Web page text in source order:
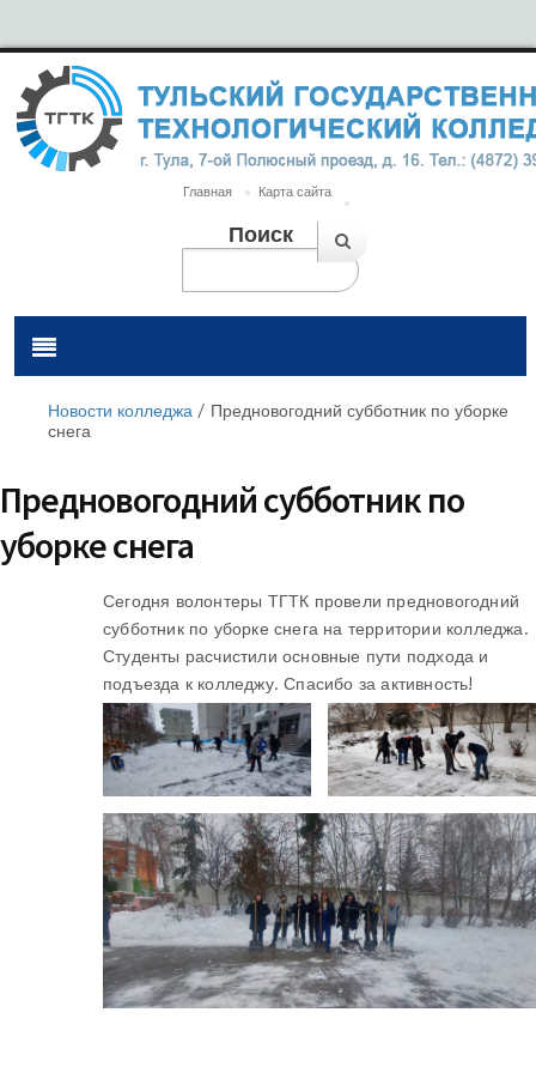
Главная Карта сайта
Поиск
Новости колледжа / Предновогодний субботник по уборке
снега
Предновогодний субботник по
уборке снега
Сегодня волонтеры ТГТК провели предновогодний
субботник по уборке снега на территории колледжа.
Студенты расчистили основные пути подхода и
подъезда к колледжу. Спасибо за активность!